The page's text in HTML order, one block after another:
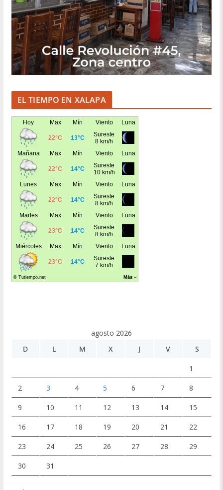
EL TIEMPO EN XALAPA
agosto 2026
D
L M X J V S
1
2 3 4 5 6 7 8
9 10 11 12 13 14 15
16 17 18 19 20 21 22
23 24 25 26 27 28 29
30 31